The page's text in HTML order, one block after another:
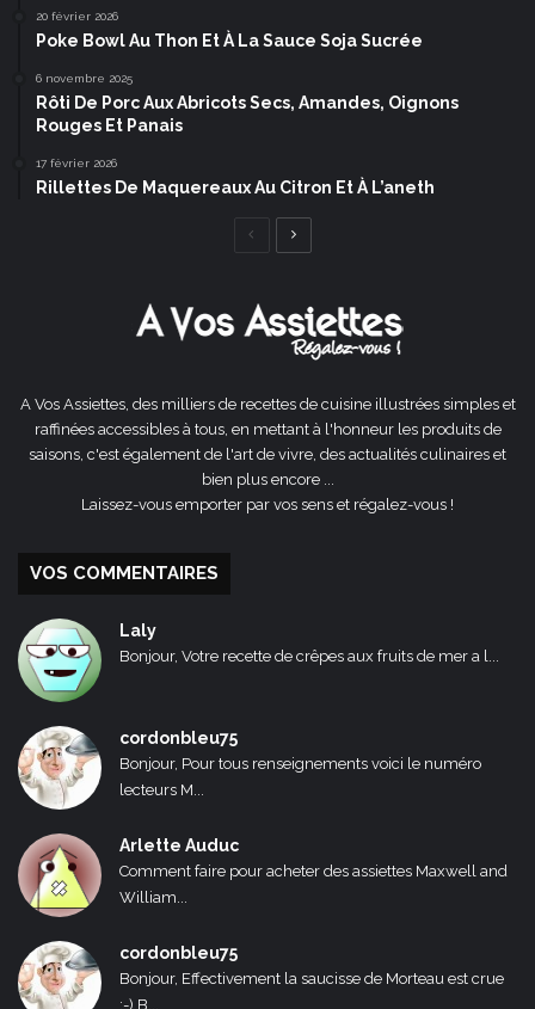
20 février 2026
Poke Bowl Au Thon Et À La Sauce Soja Sucrée
6 novembre 2025
Rôti De Porc Aux Abricots Secs, Amandes, Oignons
Rouges Et Panais
17 février 2026
Rillettes De Maquereaux Au Citron Et À L’aneth
Page
A Vos Assiettes, des milliers de recettes de cuisine illustrées simples et
raffinées accessibles à tous, en mettant à l'honneur les produits de
saisons, c'est également de l'art de vivre, des actualités culinaires et
bien plus encore ...
Laissez-vous emporter par vos sens et régalez-vous !
VOS COMMENTAIRES
Laly
Bonjour, Votre recette de crêpes aux fruits de mer a l...
cordonbleu75
Bonjour, Pour tous renseignements voici le numéro
lecteurs M...
Arlette Auduc
Comment faire pour acheter des assiettes Maxwell and
William...
cordonbleu75
Bonjour, Effectivement la saucisse de Morteau est crue
:-) B...